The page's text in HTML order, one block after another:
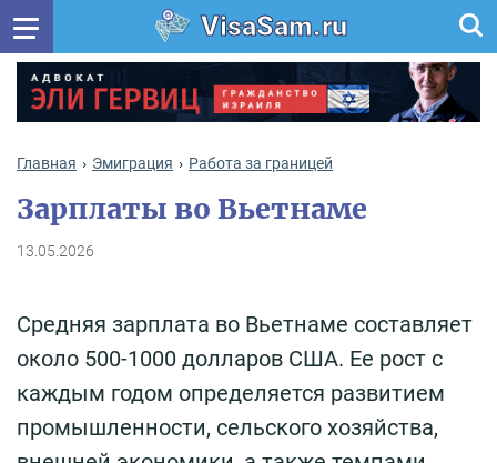
VisaSam.ru
Главная Эмиграция Работа за границей
Зарплаты во Вьетнаме
13.05.2026
Средняя зарплата во Вьетнаме составляет
около 500-1000 долларов США. Ее рост с
каждым годом определяется развитием
промышленности, сельского хозяйства,